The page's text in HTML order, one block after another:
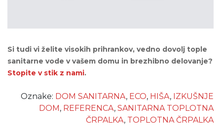
Si tudi vi želite visokih prihrankov, vedno dovolj tople
sanitarne vode v vašem domu in brezhibno delovanje?
Stopite v stik z nami.
Oznake: DOM SANITARNA, ECO, HIŠA, IZKUŠNJE
DOM, REFERENCA, SANITARNA TOPLOTNA
ČRPALKA, TOPLOTNA ČRPALKA